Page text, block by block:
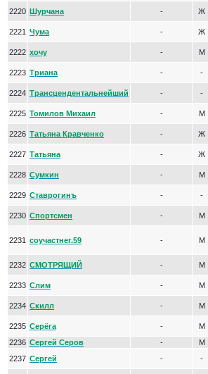
2220 Шурчана - Ж
2221 Чума - Ж
2222 хочу - М
2223 Триана - -
2224 Трансцендентальнейший - -
2225 Томилов Михаил - М
2226 Татьяна Кравченко - Ж
2227 Татьяна - Ж
2228 Сумкин - М
2229 Ставрогинъ - -
2230 Спортсмен - М
2231 соучастнег.59 - М
2232 СМОТРЯЩИЙ - М
2233 Слим - М
2234 Скилл - М
2235 Серёга - М
2236 Сергей Серов - М
2237 Сергей - -